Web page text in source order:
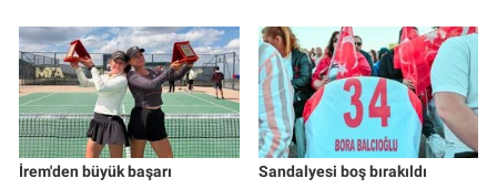
İrem'den büyük başarı Sandalyesi boş bırakıldı